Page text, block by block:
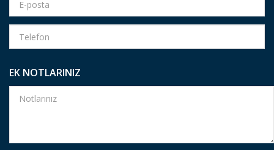
EK NOTLARINIZ